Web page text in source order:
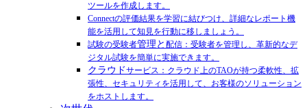
ツールを作成します。
Connectの評価結果を学習に結びつけ、詳細なレポート機
能を活用して知見を行動に移しましょう。
試験の受験者管理と 配信：受験者を管理し、革新的なデ
ジタル試験を簡単に実施できます。
クラウドサービス：クラウド上のTAOが持つ柔軟性、拡
張性、セキュリティを活用して、お客様のソリューション
をホストします。